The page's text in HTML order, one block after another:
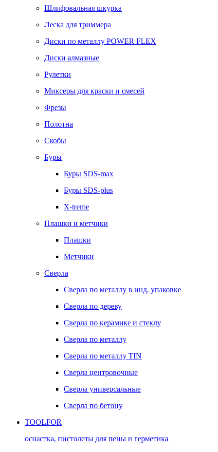
Шлифовальная шкурка
Леска для триммера
Диски по металлу POWER FLEX
Диски алмазные
Рулетки
Миксеры для краски и смесей
Фрезы
Полотна
Скобы
Буры
Буры SDS-max
Буры SDS-plus
X-treme
Плашки и метчики
Плашки
Метчики
Сверла
Сверла по металлу в инд. упаковке
Сверла по дереву
Сверла по керамике и стеклу
Сверла по металлу
Сверла по металлу TIN
Сверла центровочные
Сверла универсальные
Сверла по бетону
TOOLFOR
оснастка, пистолеты для пены и герметика